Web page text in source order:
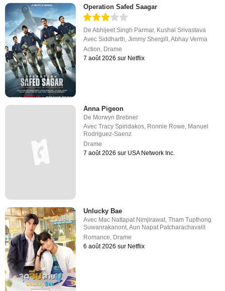
Operation Safed Saagar
DeAbhijeet Singh Parmar, Kushal Srivastava
AvecSiddharth,Jimmy Shergill ,Abhay Verma
Action, Drame
7 août 2026 sur Netflix
Anna Pigeon
De Morwyn Brebner
AvecTracy Spiridakos, Ronnie Rowe, Manuel
Rodriguez-Saenz
Drame
7 août 2026 sur USA Network Inc.
Unlucky Bae
Avec Mac Nattapat Nimjirawat ,Tham Tupthong
Suwanrakanont ,Aun Napat Patcharachavalit
Romance Drame
6 août 2026 sur Netflix